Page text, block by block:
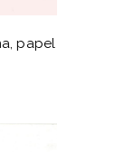
papel